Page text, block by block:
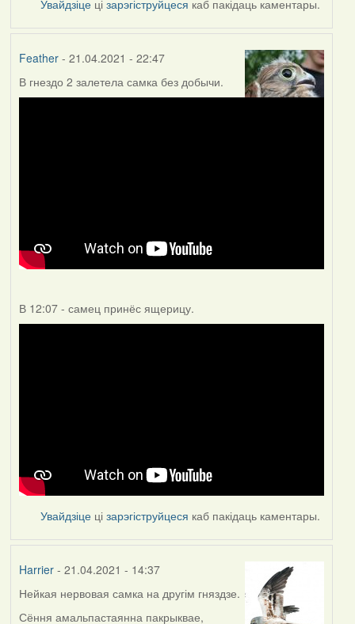
Увайдзіце цізарэгіструйцеся каб пакідаць каментары.
Feather- 21.04.2021 - 22:47
В гнездо 2 залетела самка без добычи.
В 12:07 - самец принёс ящерицу.
Увайдзіце цізарэгіструйцеся каб пакідаць каментары.
Harrier- 21.04.2021 - 14:37
Нейкая нервовая самка на другім гняздзе.
Сёння амальпастаянна пакрыквае,